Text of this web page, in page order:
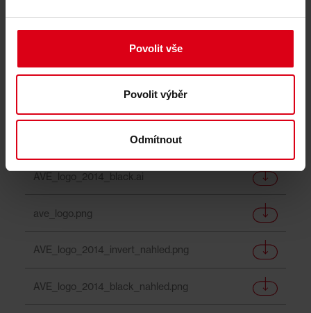
Povolit vše
Povolit výběr
Odmítnout
AVE_logo_2014.svg
AVE_logo_2014_pantone.ai
AVE_logo_2014_black.ai
ave_logo.png
AVE_logo_2014_invert_nahled.png
AVE_logo_2014_black_nahled.png